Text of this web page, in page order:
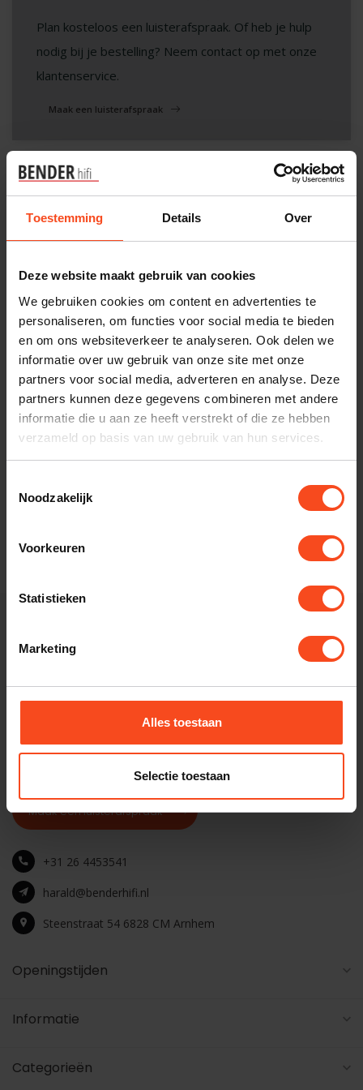
Toestemming Details Over
Deze website maakt gebruik van cookies
We gebruiken cookies om content en advertenties te
personaliseren, om functies voor social media te bieden
en om ons websiteverkeer te analyseren. Ook delen we
informatie over uw gebruik van onze site met onze
partners voor social media, adverteren en analyse. Deze
partners kunnen deze gegevens combineren met andere
informatie die u aan ze heeft verstrekt of die ze hebben
verzameld op basis van uw gebruik van hun services.
Noodzakelijk
Voorkeuren
Statistieken
Marketing
Alles toestaan
Selectie toestaan
Plan kosteloos een luisterafspraak. Of heb je hulp
nodig bij je bestelling? Neem contact op met onze
klantenservice.
Maak een luisterafspraak
Filters
Ultragrip Pro set
Op voorraad
Kom het geluid
ervaren in onze
winkel
Maak een luisterafspraak
+31 26 4453541
harald@benderhifi.nl
Steenstraat 54 6828 CM Arnhem
Openingstijden
Informatie
Categorieën